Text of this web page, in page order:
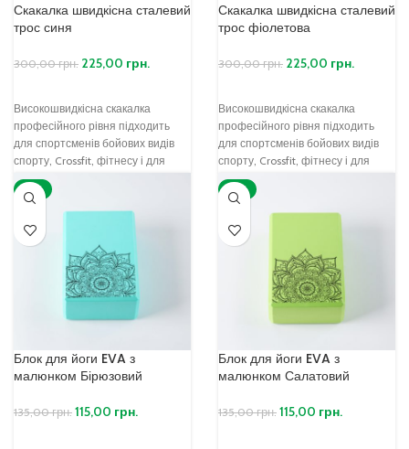
Скакалка швидкісна сталевий
трос синя
300,00грн. 225,00 грн.
Високошвидкісна скакалка
професійного рівня підходить
для спортсменів бойових видів
спорту, Crossfit, фітнесу і для
якісних тренувань зі скакалкою, а
також
Скакалка швидкісна сталевий
трос фіолетова
300,00грн. 225,00 грн.
Високошвидкісна скакалка
професійного рівня підходить
для спортсменів бойових видів
спорту, Crossfit, фітнесу і для
якісних тренувань зі скакалкою, а
також
-15%
Блок для йоги EVA з
малюнком Бірюзовий
135,00грн. 115,00 грн.
-15%
Блок для йоги EVA з
малюнком Салатовий
135,00грн. 115,00 грн.